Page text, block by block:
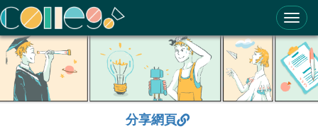
ColleGo! 大學選才與高中育才輔助系統
分享網頁